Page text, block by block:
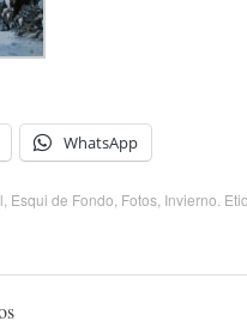
WhatsApp
Esqui de Fondo Fotos Invierno .